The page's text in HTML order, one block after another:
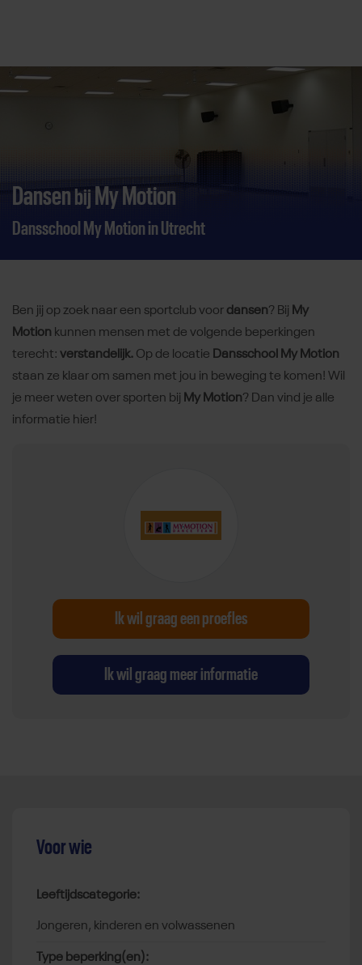
Dansen bij My Motion
Dansschool My Motion in Utrecht
Ben jij op zoek naar een sportclub voor dansen? Bij My
Motion kunnen mensen met de volgende beperkingen
terecht: verstandelijk. Op de locatie Dansschool My Motion
staan ze klaar om samen met jou in beweging te komen! Wil
je meer weten over sporten bij My Motion? Dan vind je alle
informatie hier!
Ik wil graag een proefles
Ik wil graag meer informatie
Voor wie
Leeftijdscategorie:
jongeren, kinderen en volwassenen
Type beperking(en):